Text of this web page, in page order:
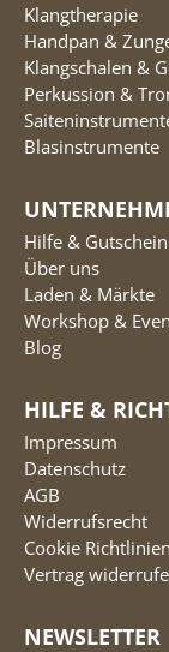
Klangtherapie
Handpan &
Klangschalen &
Perkussion &
Blasinstrumente
Hilfe & Gutschein
Über uns
Laden & Märkte
Workshop &
Blog
HILFE &
Impressum
Datenschutz
AGB
Widerrufsrecht
Cookie Richtlinien
Vertrag
NEWSLETTER